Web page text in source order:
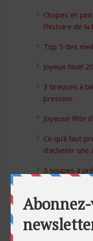
Chopes et
l’histoire de la
Top 5 des
Joyeux Noël
3 tireuses à
pression
Joyeuse fête
Ce qu’il faut
d’acheter une
5 soupes à
5 idées
pour l’Action